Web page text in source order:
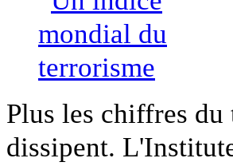
Plus les chiffres du
dissipent.